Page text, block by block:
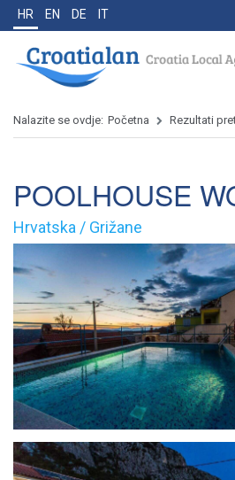
HR EN DE IT
Nalazite se ovdje: Početna Rezultati
POOLHOUSE
Hrvatska / Grižane